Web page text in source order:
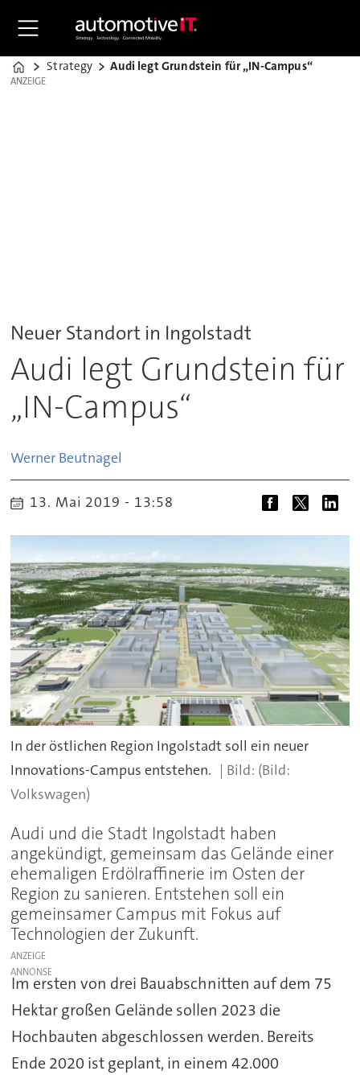
Home
Strategy Audi legt Grundstein für „IN-Campus“
ANZEIGE
ANZEIGE
Neuer Standort in Ingolstadt
Audi legt Grundstein für
„IN-Campus“
Werner Beutnagel
13. Mai 2019 - 13:58
In der östlichen Region Ingolstadt soll ein neuer
Innovations-Campus entstehen.
(Bild:
Volkswagen)
Audi und die Stadt Ingolstadt haben
angekündigt, gemeinsam das Gelände einer
ehemaligen Erdölraffinerie im Osten der
Region zu sanieren. Entstehen soll ein
gemeinsamer Campus mit Fokus auf
Technologien der Zukunft.
ANZEIGE
Im ersten von drei Bauabschnitten auf dem 75
Hektar großen Gelände sollen 2023 die
Hochbauten abgeschlossen werden. Bereits
Ende 2020 ist geplant, in einem 42.000